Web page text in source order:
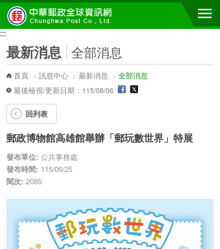
跳到主要內容區塊
:::
最新消息 全部消息
首頁 >訊息中心 >最新消息 >全部消息
最後檢視/更新日期：115/08/06
回列表
郵政博物館高雄館舉辦「郵玩數世界」特展
發布單位: 公共事務處
發布時間: 115/06/25
閱次: 2085